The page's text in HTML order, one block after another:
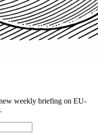
weekly briefing on EU-